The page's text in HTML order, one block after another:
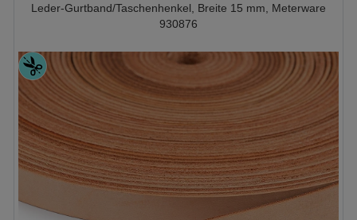
Leder-Gurtband/Taschenhenkel, Breite 15 mm, Meterware
930876